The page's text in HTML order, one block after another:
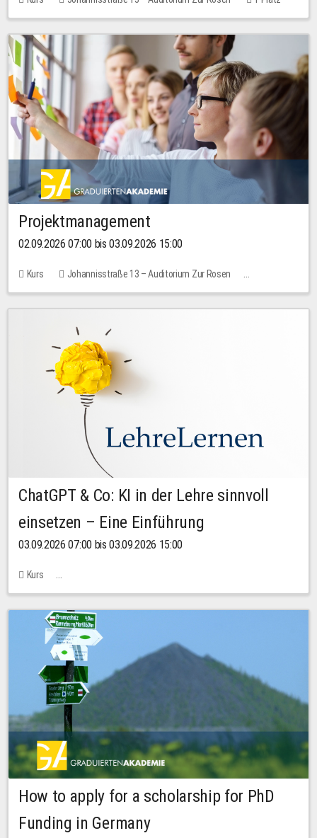
Projektmanagement
02.09.2026 07:00 bis 03.09.2026 15:00
Kurs
Johannisstraße 13 – Auditorium Zur Rosen
Keine freien Plätze
30,00 EUR
ChatGPT & Co: KI in der Lehre sinnvoll
einsetzen – Eine Einführung
03.09.2026 07:00 bis 03.09.2026 15:00
Kurs
Bachstraße 18k - SR 102 (Seminarraum Servicestelle LehreLernen)
How to apply for a scholarship for PhD
Funding in Germany